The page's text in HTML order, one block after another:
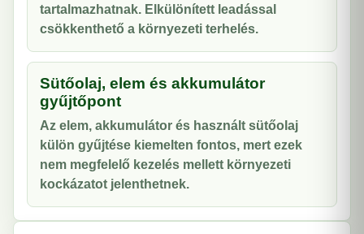
tartalmazhatnak. Elkülönített leadással
csökkenthető a környezeti terhelés.
Sütőolaj, elem és akkumulátor
gyűjtőpont
Az elem, akkumulátor és használt sütőolaj
külön gyűjtése kiemelten fontos, mert ezek
nem megfelelő kezelés mellett környezeti
kockázatot jelenthetnek.